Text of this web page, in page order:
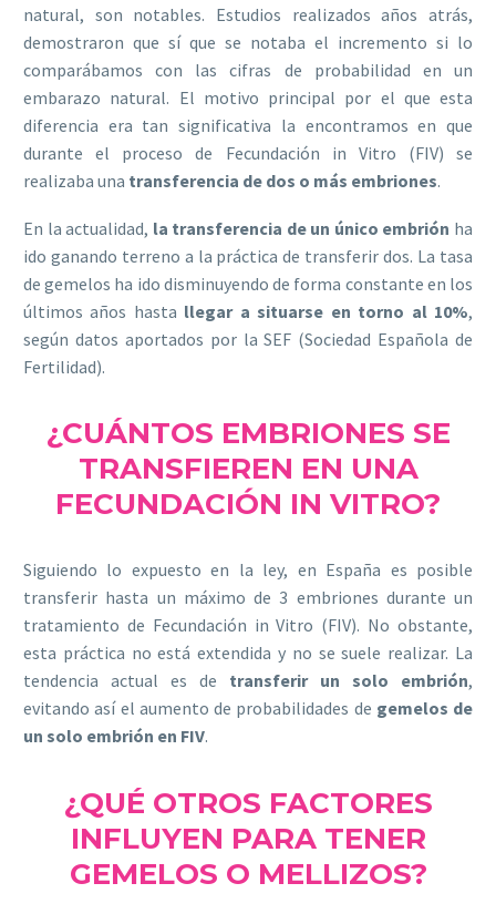
natural, son notables. Estudios realizados años atrás,
demostraron que sí que se notaba el incremento si lo
comparábamos con las cifras de probabilidad en un
embarazo natural. El motivo principal por el que esta
diferencia era tan significativa la encontramos en que
durante el proceso de Fecundación in Vitro (FIV) se
realizaba una transferencia de dos o más embriones.
En la actualidad, la transferencia de un único embrión ha
ido ganando terreno a la práctica de transferir dos. La tasa
de gemelos ha ido disminuyendo de forma constante en los
últimos años hasta llegar a situarse en torno al 10%,
según datos aportados por la SEF (Sociedad Española de
Fertilidad).
¿CUÁNTOS EMBRIONES SE
TRANSFIEREN EN UNA
FECUNDACIÓN IN VITRO?
Siguiendo lo expuesto en la ley, en España es posible
transferir hasta un máximo de 3 embriones durante un
tratamiento de Fecundación in Vitro (FIV). No obstante,
esta práctica no está extendida y no se suele realizar. La
tendencia actual es de transferir un solo embrión,
evitando así el aumento de probabilidades de gemelos de
un solo embrión en FIV.
¿QUÉ OTROS FACTORES
INFLUYEN PARA TENER
GEMELOS O MELLIZOS?